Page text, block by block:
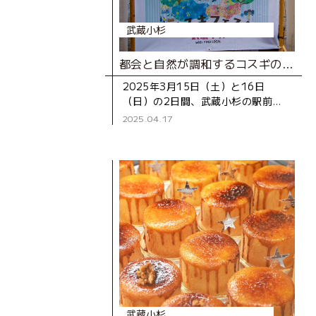
武蔵小杉
都会と自然が調和するコスギの魅力をグランピング気分で堪能！「街スキフェスタ THE 武蔵小杉 with FIND LOCAL」レポート
2025年3月15日（土）と16日
（日）の2日間、武蔵小杉の駅前広
場「こすぎコアパーク」にて、「街
2025.04.17